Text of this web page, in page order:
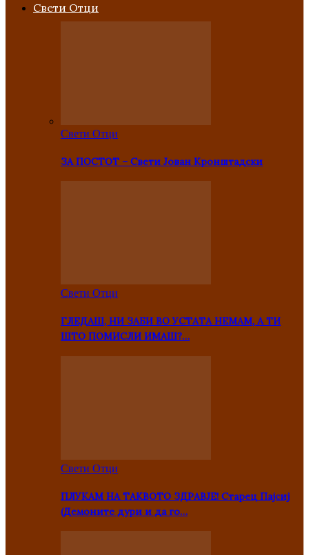
Свети Отци
Свети Отци
ЗА ПОСТОТ – Свети Јован Кронштадски
Свети Отци
ГЛЕДАШ, НИ ЗАБИ ВО УСТАТА НЕМАМ, А ТИ
ШТО ПОМИСЛИ ИМАШ?…
Свети Отци
ПЛУКАМ НА ТАКВОТО ЗДРАВЈЕ! Старец Пајсиј
(Демоните дури и да го…